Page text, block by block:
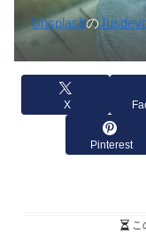
Unsplashの
X
Pinterest
こ